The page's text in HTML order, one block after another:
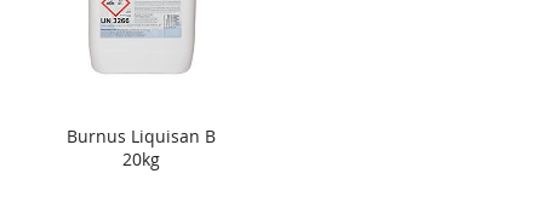
Burnus Liquisan B
20kg